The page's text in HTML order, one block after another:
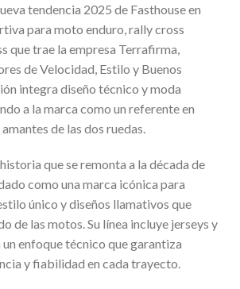
tendencia 2025 de Fasthouse en
para moto enduro, rally cross
que trae la empresa Terrafirma,
de Velocidad, Estilo y Buenos
integra diseño técnico y moda
a la marca como un referente en
de las dos ruedas.
que se remonta a la década de
como una marca icónica para
único y diseños llamativos que
de las motos. Su línea incluye jerseys y
enfoque técnico que garantiza
y fiabilidad en cada trayecto.